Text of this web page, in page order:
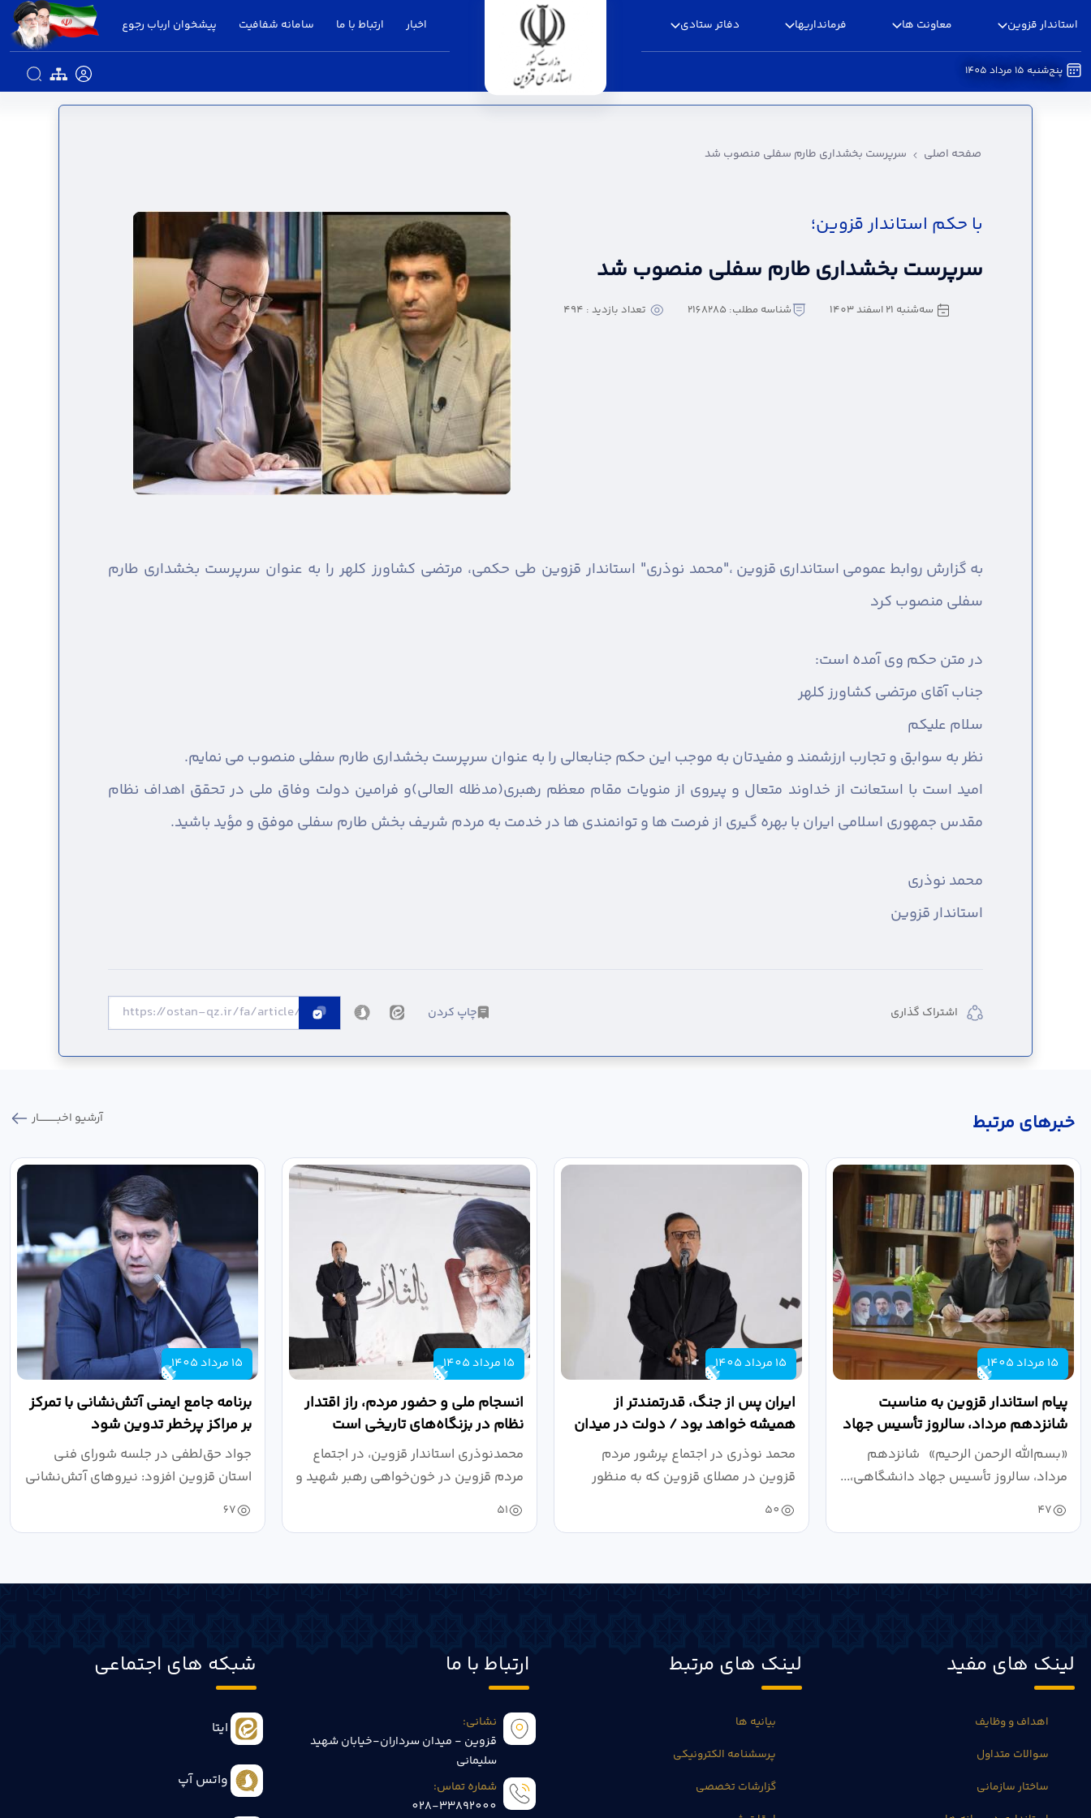
استاندار قزوین معاونت ها فرمانداریها دفاتر ستادی اخبار ارتباط با ما سامانه شفافیت پیشخوان ارباب رجوع
پنج‌شنبه 15 مرداد 1405
سرپرست بخشداری طارم سفلی منصوب شد - استانداری قزوین
صفحه اصلی سرپرست بخشداری طارم سفلی منصوب شد
با حکم استاندار قزوین؛
سرپرست بخشداری طارم سفلی منصوب شد
سه‌شنبه 21 اسفند 1403 شناسه مطلب: 2168285 تعداد بازدید : 494
به گزارش روابط عمومی استانداری قزوین ،"محمد نوذری" استاندار قزوین طی حکمی، مرتضی کشاورز کلهر را به عنوان سرپرست بخشداری طارم
سفلی منصوب کرد
در متن حکم وی آمده است:
جناب آقای مرتضی کشاورز کلهر
سلام علیکم
نظر به سوابق و تجارب ارزشمند و مفیدتان به موجب این حکم جنابعالی را به عنوان سرپرست بخشداری طارم سفلی منصوب می نمایم.
امید است با استعانت از خداوند متعال و پیروی از منویات مقام معظم رهبرى(مدظله العالي)و فرامین دولت وفاق ملی در تحقق اهداف نظام
مقدس جمهوری اسلامی ایران با بهره گیری از فرصت ها و توانمندی ها در خدمت به مردم شریف بخش طارم سفلی موفق و مؤید باشید.
محمد نوذری
استاندار قزوین
اشتراک گذاری چاپ کردن
خبر‌های مرتبط آرشیو اخبـــــــــــار
15 مرداد 1405
پیام استاندار قزوین به مناسبت
شانزدهم مرداد، سالروز تأسیس جهاد
دانشگاهی
«بسم‌الله الرحمن الرحیم» شانزدهم
مرداد، سالروز تأسیس جهاد دانشگاهی،...
47
15 مرداد 1405
ایران پس از جنگ، قدرتمندتر از
همیشه خواهد بود / دولت در میدان
نبرد اقتصادی،...
محمد نوذری در اجتماع پرشور مردم
قزوین در مصلای قزوین که به منظور
خون‌خواهی...
50
15 مرداد 1405
انسجام ملی و حضور مردم، راز اقتدار
نظام در بزنگاه‌های تاریخی است
محمدنوذری استاندار قزوین، در اجتماع
مردم قزوین در خون‌خواهی رهبر شهید و
حمایت...
51
15 مرداد 1405
برنامه جامع ایمنی آتش‌نشانی با تمرکز
بر مراکز پرخطر تدوین شود
جواد حق‌لطفی در جلسه شورای فنی
استان قزوین افزود: نیروهای آتش‌نشانی
طی سال...
67
لینک های مفید
اهداف و وظایف
سوالات متداول
ساختار سازمانی
لینک های مرتبط
بیانیه ها
پرسشنامه الکترونیکی
گزارشات تخصصی
ارتباط با ما
نشانی:
قزوین - میدان سرداران-خیابان شهید
سلیمانی
شماره تماس:
028-33892000
شبکه های اجتماعی
ایتا
واتس آپ